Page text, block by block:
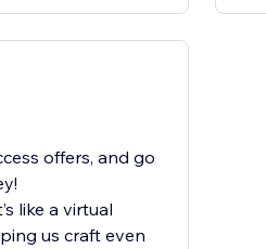
offers, and go
like a virtual
us craft even